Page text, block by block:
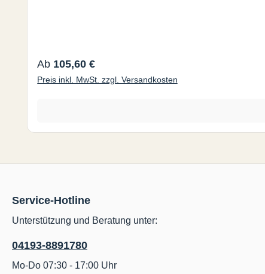
Regulärer Preis:
Ab 105,60 €
Preis inkl. MwSt. zzgl. Versandkosten
Service-Hotline
Unterstützung und Beratung unter:
04193-8891780
Mo-Do 07:30 - 17:00 Uhr